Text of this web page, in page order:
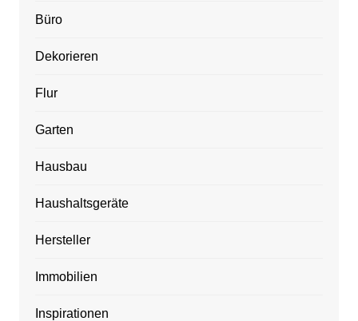
Büro
Dekorieren
Flur
Garten
Hausbau
Haushaltsgeräte
Hersteller
Immobilien
Inspirationen